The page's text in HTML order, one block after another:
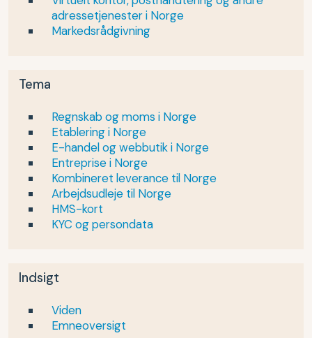
adressetjenester i Norge
Markedsrådgivning
Tema
Regnskab og moms i Norge
Etablering i Norge
E-handel og webbutik i Norge
Entreprise i Norge
Kombineret leverance til Norge
Arbejdsudleje til Norge
HMS-kort
KYC og persondata
Indsigt
Viden
Emneoversigt